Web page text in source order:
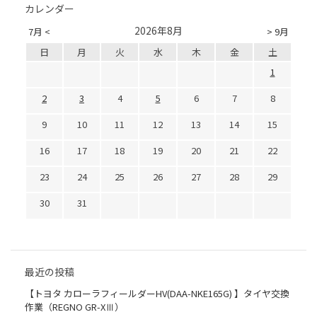
カレンダー
7月 < > 9月
2026年8月
日 月 火 水 木 金
土
1
2
3 4 5 6 7
8
9
10 11 12 13 14
15
16
17 18 19 20 21
22
23
24 25 26 27 28
29
30
31
最近の投稿
【トヨタ カローラフィールダーHV(DAA-NKE165G) 】タイヤ交換
作業（REGNO GR-XⅢ）